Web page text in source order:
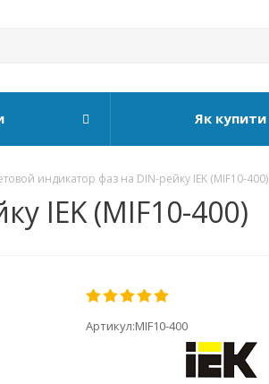
Як купити
индикатор фаз на DIN-рейку IEK (MIF10-400)
IEK (MIF10-400)
Артикул:MIF10-400